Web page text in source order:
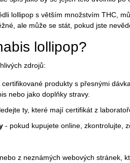
lollipop s větším množstvím THC,
ale může se stát, pokud jste
lollipop?
zdrojů:
produkty s přesnými
nebo jako doplňky stravy.
ty, které mají certifikát z
- pokud kupujete online, zkontrolujte,
z neznámých webových stránek,